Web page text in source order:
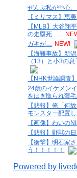
ぜんぶ私が中心
【ミリマス】恵
【MLB】大谷
の走塁死 ...
ガキが… NEW!
【海難事故】新
（13）と小3の
【NHK世論調査
24歳のイケメン
をはぎ取られ薄
【悲報】俺「何
モンスター配置
【画像】わいの
【悲報】野獣の
【衝撃】明石家
う！！！！！
Powered by